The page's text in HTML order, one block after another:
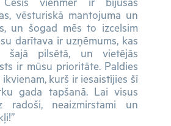
Cēsis vienmēr ir bijušas
vēsturiskā mantojuma un
un šogad mēs to izcelsim
darītava ir uzņēmums, kas
šajā pilsētā, un vietējās
ir mūsu prioritāte. Paldies
kurš ir iesaistījies šī
gada tapšanā. Lai visus
radoši, neaizmirstami un